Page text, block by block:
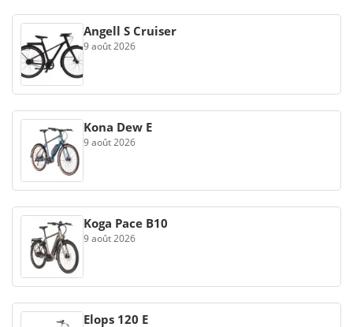
Angell S Cruiser
9 août 2026
Kona Dew E
9 août 2026
Koga Pace B10
9 août 2026
Elops 120 E